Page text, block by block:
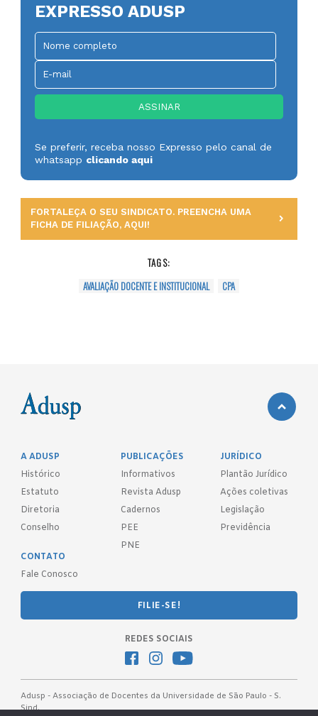
EXPRESSO ADUSP
Se preferir, receba nosso Expresso pelo canal de
whatsapp clicando aqui
FORTALEÇA O SEU SINDICATO. PREENCHA UMA
FICHA DE FILIAÇÃO, AQUI!
TAGS:
AVALIAÇÃO DOCENTE E INSTITUCIONAL
CPA
A ADUSP
Histórico
Estatuto
Diretoria
Conselho
PUBLICAÇÕES
Informativos
Revista Adusp
Cadernos
PEE
PNE
JURÍDICO
Plantão Jurídico
Ações coletivas
Legislação
Previdência
CONTATO
Fale Conosco
FILIE-SE!
REDES SOCIAIS
Adusp - Associação de Docentes da Universidade de São Paulo - S.
Sind.